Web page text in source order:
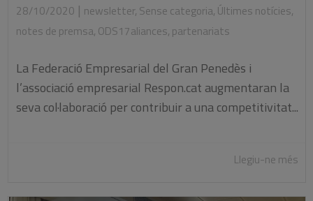
28/10/2020 | newsletter, Sense categoria, Últimes notícies,
notes de premsa, ODS17aliances, partenariats
La Federació Empresarial del Gran Penedès i
l’associació empresarial Respon.cat augmentaran la
seva col·laboració per contribuir a una competitivitat...
Llegiu-ne més